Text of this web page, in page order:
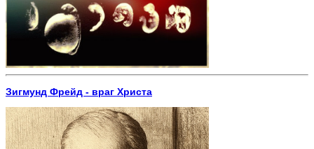
Зигмунд Фрейд - враг Христа